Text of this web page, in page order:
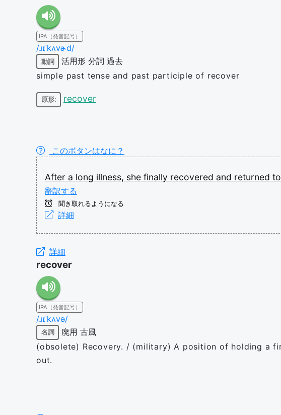
IPA（発音記号）
/ɹɪˈkʌvɚd/
動詞 活用形 分詞 過去
simple past tense and past participle of recover
原形: recover
このボタンはなに？
After a long illness, she finally recovered and returned to
翻訳する
聞き取れるようになる
詳細
詳細
recover
IPA（発音記号）
/ɹɪˈkʌvə/
名詞 廃用 古風
(obsolete) Recovery. / (military) A position of holding a
out.